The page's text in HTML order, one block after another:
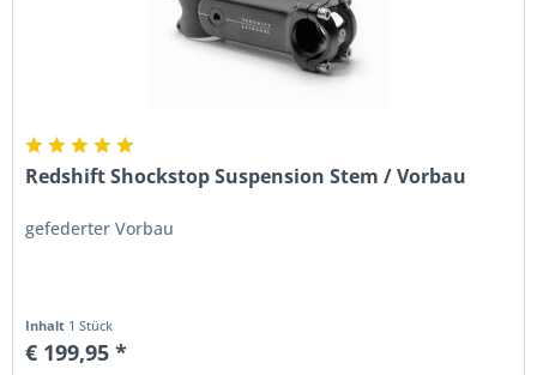
Redshift Shockstop Suspension Stem / Vorbau
gefederter Vorbau
Inhalt 1 Stück
€ 199,95 *